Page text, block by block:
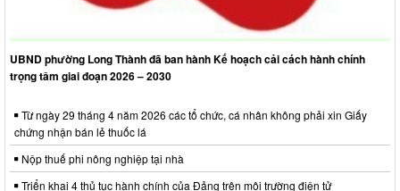
UBND phường Long Thành đã ban hành Kế hoạch cải cách hành chính
trọng tâm giai đoạn 2026 – 2030
Từ ngày 29 tháng 4 năm 2026 các tổ chức, cá nhân không phải xin Giấy
chứng nhận bán lẻ thuốc lá
Nộp thuế phi nông nghiệp tại nhà
Triển khai 4 thủ tục hành chính của Đảng trên môi trường điện tử